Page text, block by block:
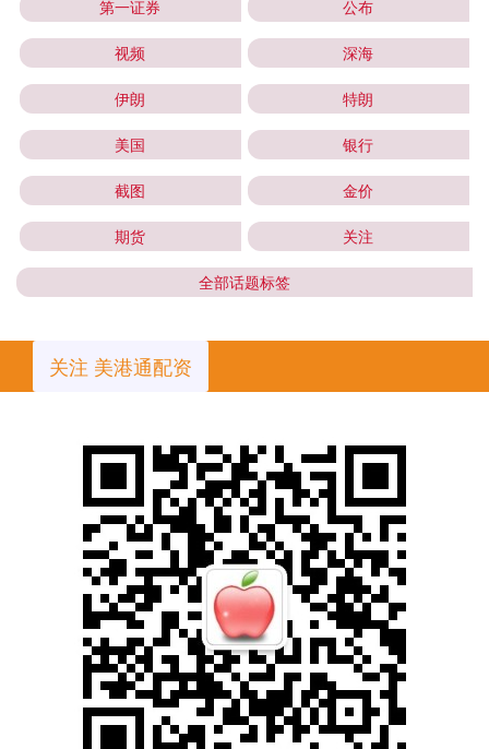
第一证券 公布
视频 深海
伊朗 特朗
美国 银行
截图 金价
期货 关注
全部话题标签
关注 美港通配资